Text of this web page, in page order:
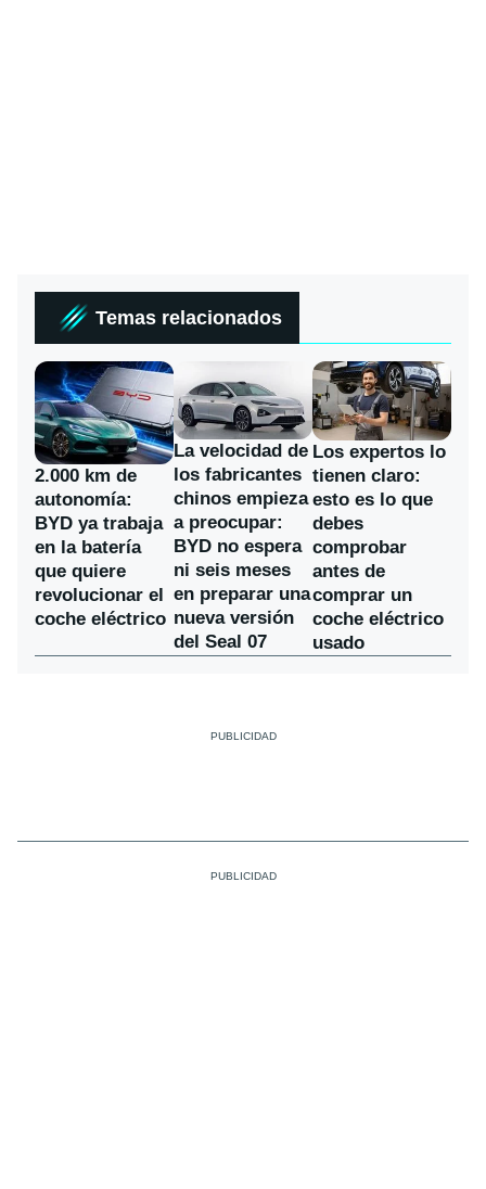
Temas relacionados
2.000 km de
autonomía:
BYD ya trabaja
en la batería
que quiere
revolucionar el
coche eléctrico
La velocidad de
los fabricantes
chinos empieza
a preocupar:
BYD no espera
ni seis meses
en preparar una
nueva versión
del Seal 07
Los expertos lo
tienen claro:
esto es lo que
debes
comprobar
antes de
comprar un
coche eléctrico
usado